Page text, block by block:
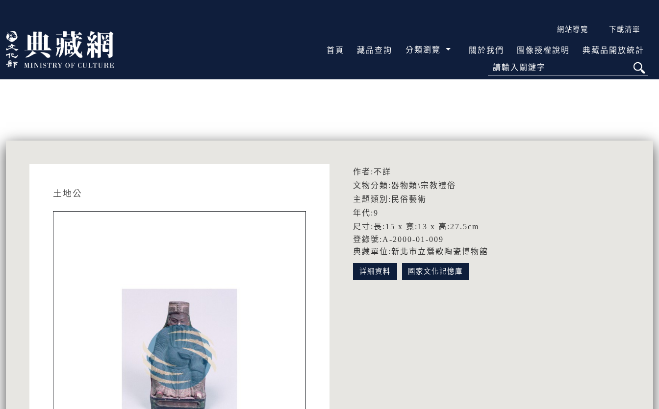
:::
網站導覽 下載清單
首頁 藏品查詢 分類瀏覽 關於我們 圖像授權說明 典藏品開放統計
請輸入關鍵字
土地公
作者:不詳
文物分類:器物類\宗教禮俗
主題類別:民俗藝術
年代:9
尺寸:長:15 x 寬:13 x 高:27.5cm
登錄號:A-2000-01-009
典藏單位:新北市立鶯歌陶瓷博物館
詳細資料 國家文化記憶庫